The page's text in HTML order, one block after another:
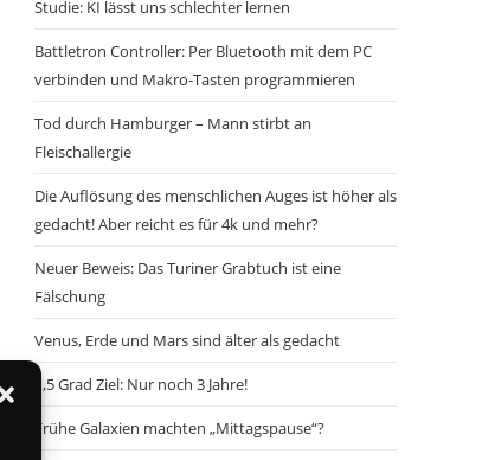
Studie: KI lässt uns schlechter lernen
Battletron Controller: Per Bluetooth mit dem PC
verbinden und Makro-Tasten programmieren
Tod durch Hamburger – Mann stirbt an
Fleischallergie
Die Auflösung des menschlichen Auges ist höher als
gedacht! Aber reicht es für 4k und mehr?
Neuer Beweis: Das Turiner Grabtuch ist eine
Fälschung
Venus, Erde und Mars sind älter als gedacht
1,5 Grad Ziel: Nur noch 3 Jahre!
Frühe Galaxien machten „Mittagspause“?